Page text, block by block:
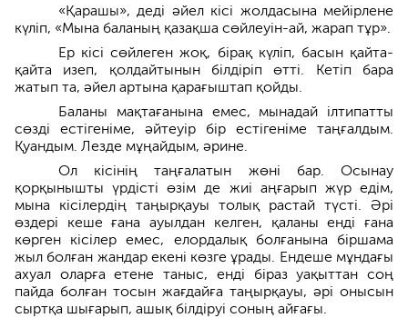
«Қарашы», деді әйел кісі жолдасына мейірлене
күліп, «Мына баланың қазақша сөйлеуін-ай, жарап тұр».
Ер кісі сөйлеген жоқ, бірақ күліп, басын қайта-
қайта изеп, қолдайтынын білдіріп өтті. Кетіп бара
жатып та, әйел артына қара­ғыштап қойды.
Баланы мақтағанына емес, мынадай ілтипатты
сөзді естігеніме, әйтеуір бір есті­геніме таңғалдым.
Қуандым. Лезде мұңай­дым, әрине.
Ол кісінің таңғалатын жөні бар. Осынау
қорқынышты үрдісті өзім де жиі аңғарып жүр едім,
мына кісілердің таңырқауы толық растай түсті. Әрі
өздері кеше ғана ауылдан келген, қаланы енді ғана
көрген кісілер емес, елордалық болғанына біршама
жыл болған жандар екені көзге ұрады. Ендеше мұндағы
ахуал оларға етене таныс, енді біраз уақыттан соң
пайда болған тосын жағдайға таңырқауы, әрі онысын
сыртқа шығарып, ашық білдіруі соның айғағы.